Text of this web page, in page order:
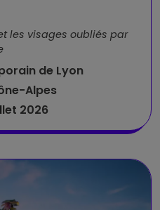
les visages oubliés par
de Lyon
Alpes
2026